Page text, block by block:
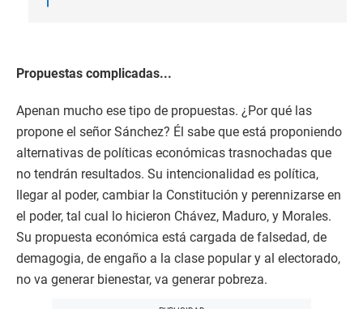
Propuestas complicadas...
Apenan mucho ese tipo de propuestas. ¿Por qué las
propone el señor Sánchez? Él sabe que está proponiendo
alternativas de políticas económicas trasnochadas que
no tendrán resultados. Su intencionalidad es política,
llegar al poder, cambiar la Constitución y perennizarse en
el poder, tal cual lo hicieron Chávez, Maduro, y Morales.
Su propuesta económica está cargada de falsedad, de
demagogia, de engaño a la clase popular y al electorado,
no va generar bienestar, va generar pobreza.